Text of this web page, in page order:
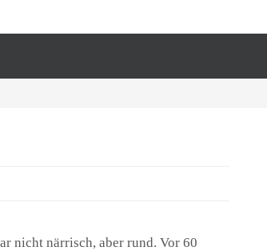
nicht närrisch, aber rund. Vor 60